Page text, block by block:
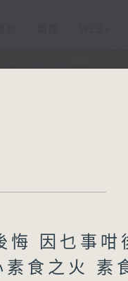
悔 因乜事咁
食之火 素